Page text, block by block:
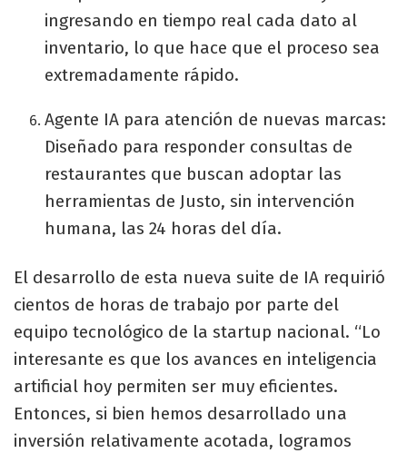
ingresando en tiempo real cada dato al
inventario, lo que hace que el proceso sea
extremadamente rápido.
Agente IA para atención de nuevas marcas:
Diseñado para responder consultas de
restaurantes que buscan adoptar las
herramientas de Justo, sin intervención
humana, las 24 horas del día.
El desarrollo de esta nueva suite de IA requirió
cientos de horas de trabajo por parte del
equipo tecnológico de la startup nacional. “Lo
interesante es que los avances en inteligencia
artificial hoy permiten ser muy eficientes.
Entonces, si bien hemos desarrollado una
inversión relativamente acotada, logramos